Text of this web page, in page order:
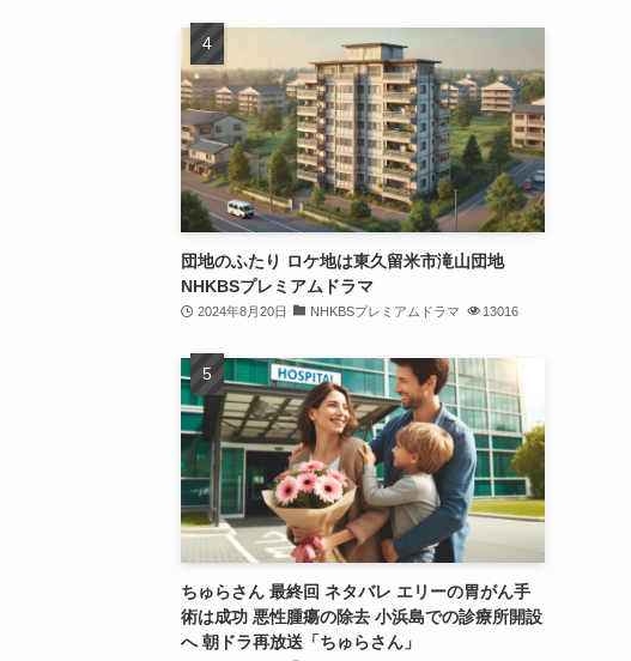
団地のふたり ロケ地は東久留米市滝山団地
NHKBSプレミアムドラマ
2024年8月20日 NHKBSプレミアムドラマ 13016
ちゅらさん 最終回 ネタバレ エリーの胃がん手
術は成功 悪性腫瘍の除去 小浜島での診療所開設
へ 朝ドラ再放送「ちゅらさん」